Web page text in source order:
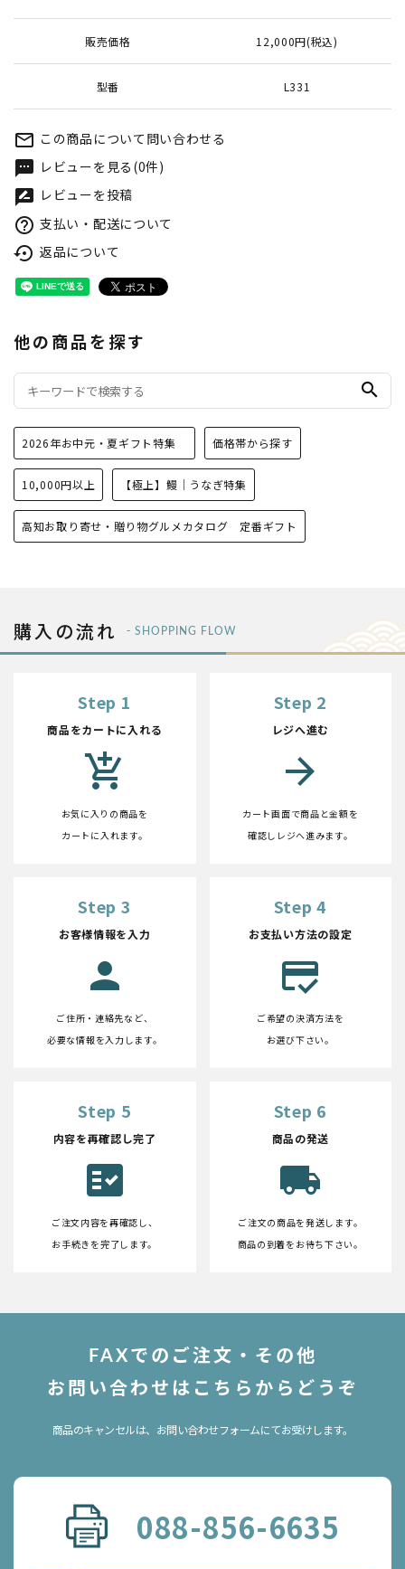
販売価格 12,000円(税込)
型番 L331
mail_outline この商品について問い合わせる
textsms レビューを見る(0件)
rate_review レビューを投稿
help_outline 支払い・配送について
settings_backup_restore 返品について
他の商品を探す
search
2026年お中元・夏ギフト特集 価格帯から探す
10,000円以上 【極上】鰻｜うなぎ特集
高知お取り寄せ・贈り物グルメカタログ 定番ギフト
購入の流れ - SHOPPING FLOW
Step 1
商品をカートに入れる
add_shopping_cart
お気に入りの商品を
カートに入れます。
Step 2
レジへ進む
arrow_forward
カート画面で商品と金額を
確認しレジへ進みます。
Step 3
お客様情報を入力
person
ご住所・連絡先など、
必要な情報を入力します。
Step 4
お支払い方法の設定
credit_score
ご希望の決済方法を
お選び下さい。
Step 5
内容を再確認し完了
fact_check
ご注文内容を再確認し、
お手続きを完了します。
Step 6
商品の発送
local_shipping
ご注文の商品を発送します。
商品の到着をお待ち下さい。
FAXでのご注文・その他
お問い合わせはこちらからどうぞ
商品のキャンセルは、お問い合わせフォームにてお受けします。
088-856-6635